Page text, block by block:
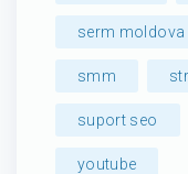
serm moldova
smm
suport seo
youtube